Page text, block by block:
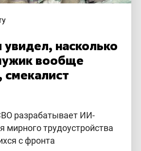
насколько
вообще
смекалист
разрабатывает ИИ-
мирного трудоустройства
с фронта